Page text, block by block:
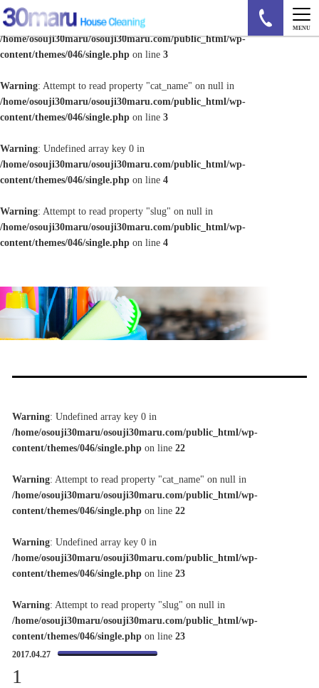
MENU
Warning: Undefined array key 0 in
/home/osouji30maru/osouji30maru.com/public_html/wp-
content/themes/046/single.php on line 3
Warning: Attempt to read property "cat_name" on null in
/home/osouji30maru/osouji30maru.com/public_html/wp-
content/themes/046/single.php on line 3
Warning: Undefined array key 0 in
/home/osouji30maru/osouji30maru.com/public_html/wp-
content/themes/046/single.php on line 4
Warning: Attempt to read property "slug" on null in
/home/osouji30maru/osouji30maru.com/public_html/wp-
content/themes/046/single.php on line 4
Warning: Undefined array key 0 in
/home/osouji30maru/osouji30maru.com/public_html/wp-
content/themes/046/single.phpon line 22
Warning: Attempt to read property "cat_name" on null in
/home/osouji30maru/osouji30maru.com/public_html/wp-
content/themes/046/single.phpon line 22
Warning: Undefined array key 0 in
/home/osouji30maru/osouji30maru.com/public_html/wp-
content/themes/046/single.phpon line 23
Warning: Attempt to read property "slug" on null in
/home/osouji30maru/osouji30maru.com/public_html/wp-
content/themes/046/single.phpon line 23
2017.04.27
1